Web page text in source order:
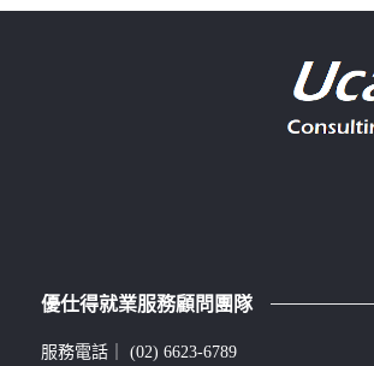
優仕得就業服務顧問團隊
服務電話｜ (02) 6623-6789